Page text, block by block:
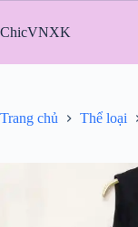
phần
ChicVNXK
Trang chủ Thể loại